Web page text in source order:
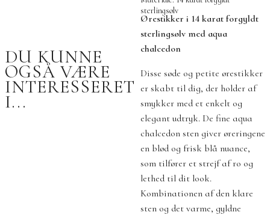
sterlingsølv
Ørestikker i 14 karat forgyldt
sterlingsølv med aqua
chalcedon
Disse søde og petite ørestikker
er skabt til dig, der holder af
smykker med et enkelt og
elegant udtryk. De fine aqua
chalcedon sten giver øreringene
en blød og frisk blå nuance,
som tilfører et strejf af ro og
lethed til dit look.
Kombinationen af den klare
sten og det varme, gyldne
DU KUNNE
OGSÅ VÆRE
INTERESSERET
I...